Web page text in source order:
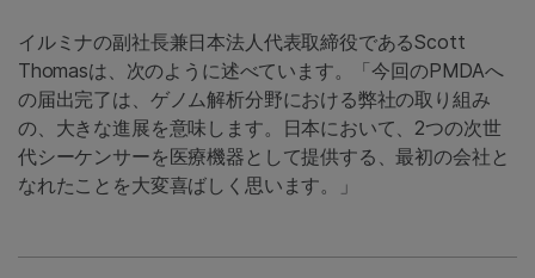
イルミナの副社長兼日本法人代表取締役であるScott
Thomasは、次のように述べています。「今回のPMDAへ
の届出完了は、ゲノム解析分野における弊社の取り組み
の、大きな進展を意味します。日本において、2つの次世
代シーケンサーを医療機器として提供する、最初の会社と
なれたことを大変喜ばしく思います。」